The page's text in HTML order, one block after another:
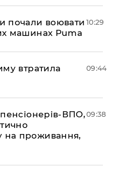
почали воювати
машинах Puma
10:29
втратила
09:44
ВПО,
на проживання,
09:38